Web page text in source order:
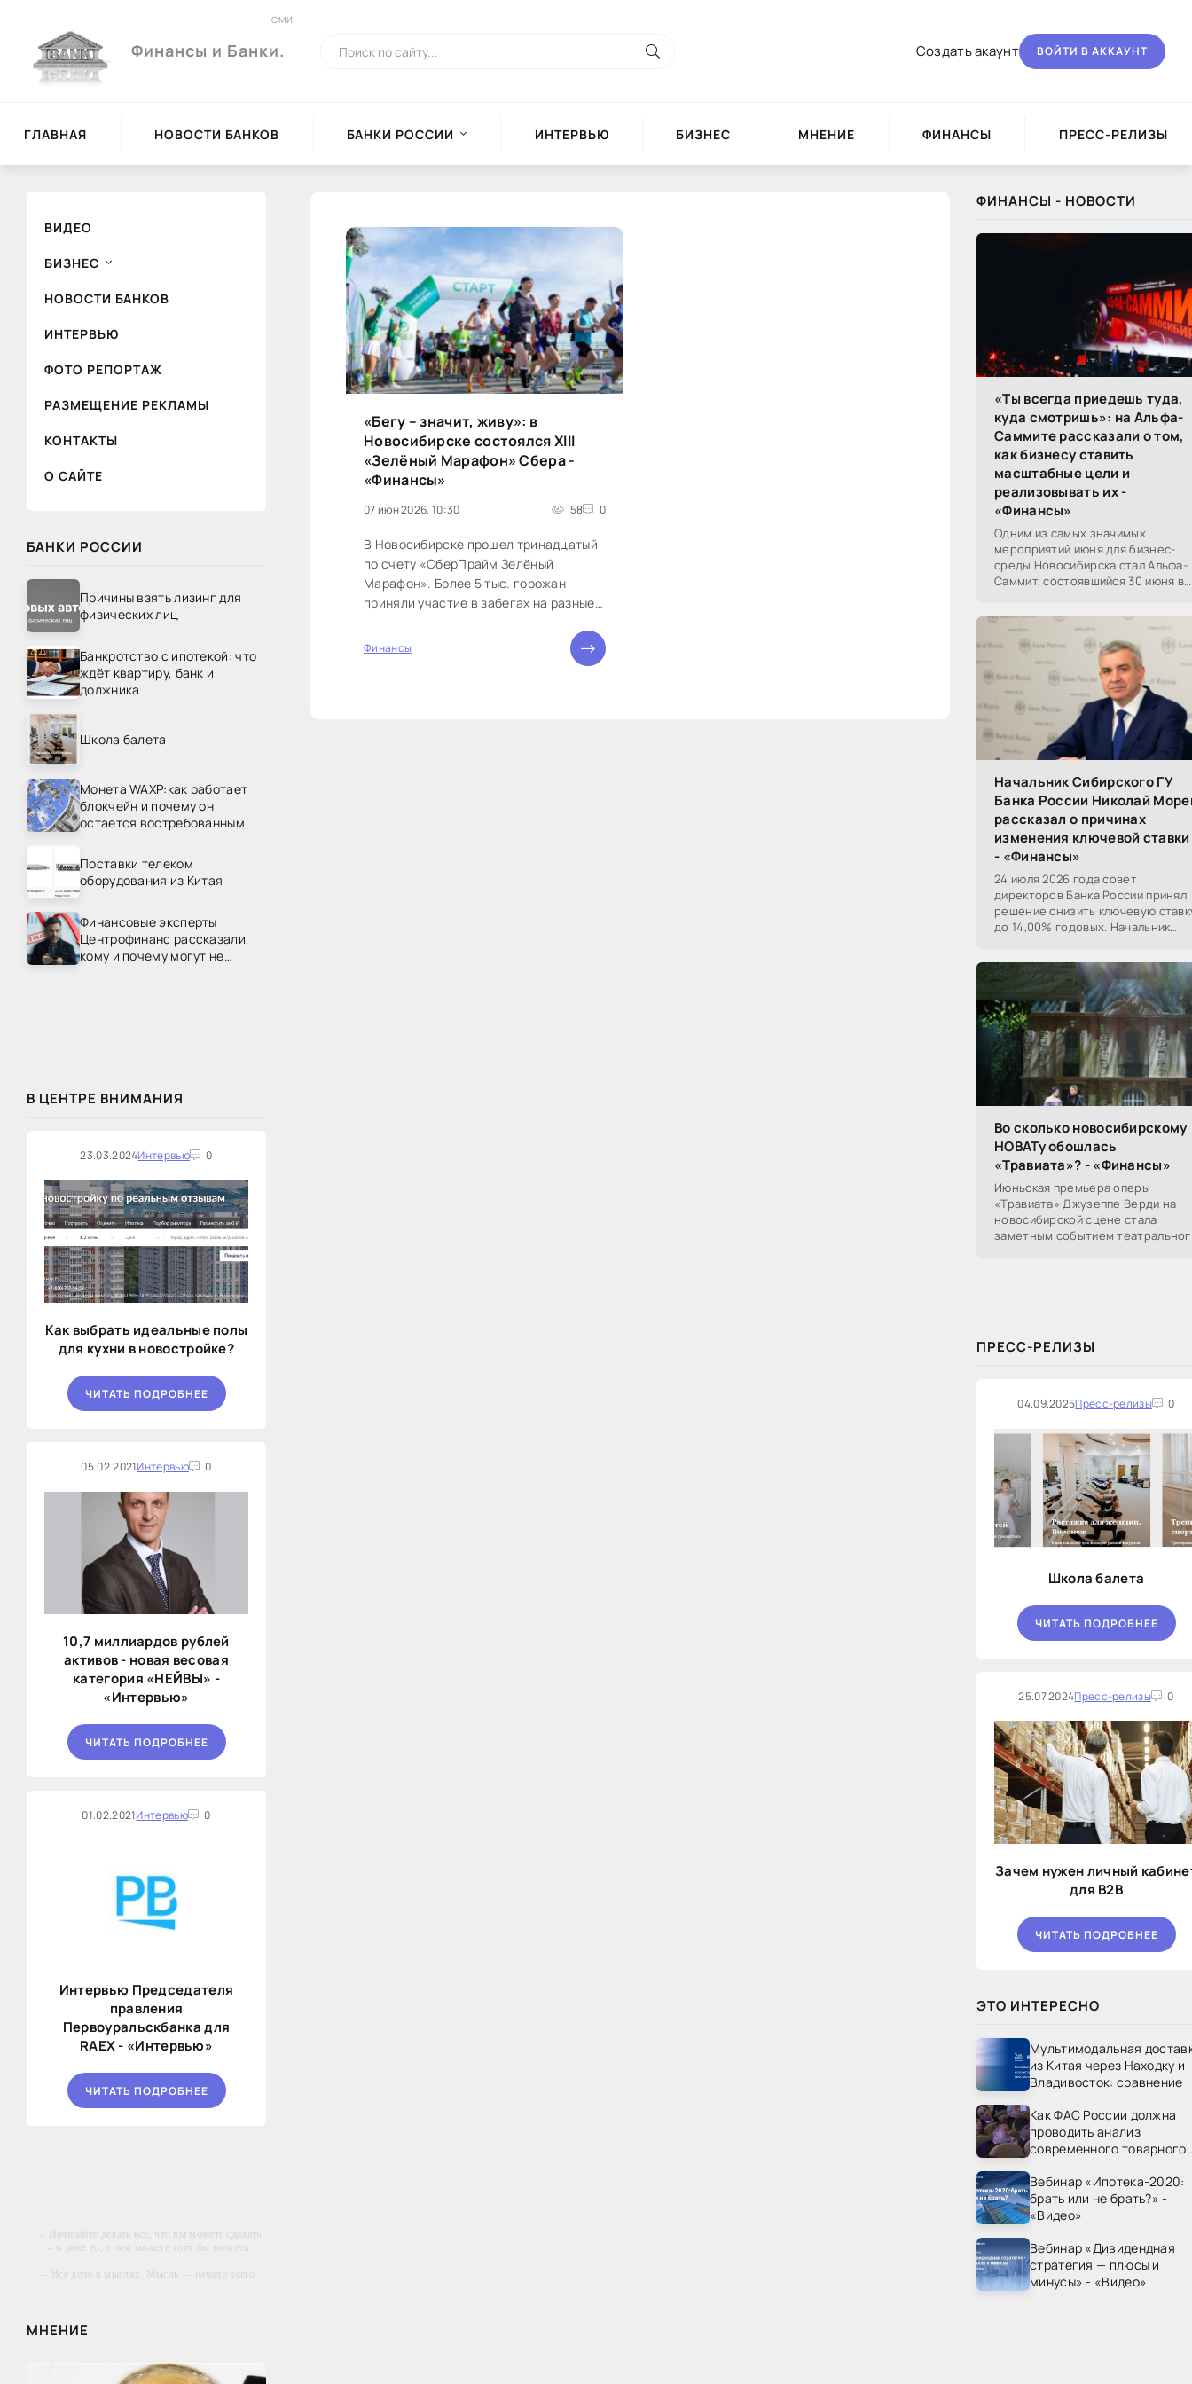
Финансы и Банки.
СМИ
Создать акаунт ВОЙТИ В АККАУНТ
ГЛАВНАЯ НОВОСТИ БАНКОВ БАНКИ РОССИИ ИНТЕРВЬЮ БИЗНЕС МНЕНИЕ ФИНАНСЫ ПРЕСС-РЕЛИЗЫ
ВИДЕО
БИЗНЕС
НОВОСТИ БАНКОВ
ИНТЕРВЬЮ
ФОТО РЕПОРТАЖ
РАЗМЕЩЕНИЕ РЕКЛАМЫ
КОНТАКТЫ
О САЙТЕ
БАНКИ РОССИИ
Причины взять лизинг для
физических лиц
Банкротство с ипотекой: что
ждёт квартиру, банк и
должника
Школа балета
Монета WAXP:как работает
блокчейн и почему он
остается востребованным
Поставки телеком
оборудования из Китая
Финансовые эксперты
Центрофинанс рассказали,
кому и почему могут не
В ЦЕНТРЕ ВНИМАНИЯ
23.03.2024Интервью 0
Как выбрать идеальные полы
для кухни в новостройке?
ЧИТАТЬ ПОДРОБНЕЕ
05.02.2021Интервью 0
10,7 миллиардов рублей
активов - новая весовая
категория «НЕЙВЫ» -
«Интервью»
ЧИТАТЬ ПОДРОБНЕЕ
01.02.2021Интервью 0
Интервью Председателя
правления
Первоуральскбанка для
RAEX - «Интервью»
ЧИТАТЬ ПОДРОБНЕЕ
-- Начинайте делать все, что вы можете сделать
– и даже то, о чем можете хотя бы мечтать.
-- Все дело в мыслях. Мысль — начало всего.
придумали.
МНЕНИЕ
«Бегу – значит, живу»: в
Новосибирске состоялся XIII
«Зелёный Марафон» Сбера -
«Финансы»
07 июн 2026, 10:30 58 0
В Новосибирске прошел тринадцатый
по счету «СберПрайм Зелёный
Марафон». Более 5 тыс. горожан
приняли участие в забегах на разные
0
Финансы
ФИНАНСЫ - НОВОСТИ
«Ты всегда приедешь туда,
куда смотришь»: на Альфа-
Саммите рассказали о том,
как бизнесу ставить
масштабные цели и
реализовывать их -
«Финансы»
Одним из самых значимых
мероприятий июня для бизнес-
среды Новосибирска стал Альфа-
Саммит, состоявшийся 30 июня в
«Победа». Его участниками
выступили эксперты,
Начальник Сибирского ГУ
Банка России Николай
рассказал о причинах
изменения ключевой ставки
- «Финансы»
24 июля 2026 года совет
директоров Банка России принял
решение снизить ключевую
до 14,00% годовых. Начальник
Николай Морев
прокомментировал...
Во сколько новосибирскому
НОВАТу обошлась
«Травиата»? - «Финансы»
Июньская премьера оперы
«Травиата» Джузеппе Верди на
новосибирской сцене стала
заметным событием
ПРЕСС-РЕЛИЗЫ
04.09.2025Пресс-релизы 0
Школа балета
ЧИТАТЬ ПОДРОБНЕЕ
25.07.2024Пресс-релизы 0
Зачем нужен личный
для B2B
ЧИТАТЬ ПОДРОБНЕЕ
ЭТО ИНТЕРЕСНО
Мультимодальная
из Китая через Находку и
Владивосток: сравнение
Как ФАС России должна
проводить анализ
современного товарного
России»
Вебинар «Ипотека-2020:
брать или не брать?» -
«Видео»
Вебинар «Дивидендная
стратегия — плюсы и
минусы» - «Видео»